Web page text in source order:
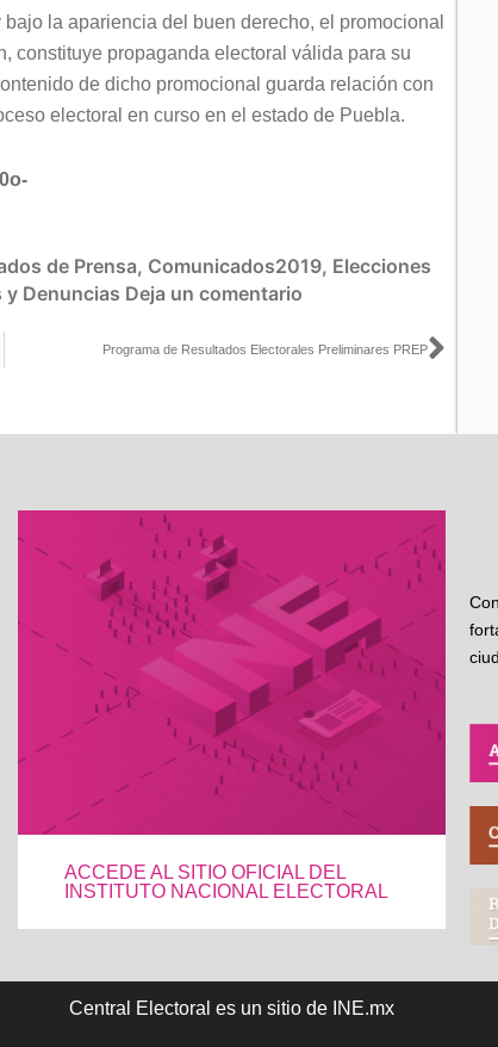
la apariencia del buen derecho, el promocional
constituye propaganda electoral válida para su
de dicho promocional guarda relación con
electoral en curso en el estado de Puebla.
de Prensa, Comunicados2019, Elecciones
y Denuncias Deja un comentario
Programa de Resultados Electorales Preliminares PREP
ACCEDE AL SITIO OFICIAL DEL
INSTITUTO NACIONAL ELECTORAL
Central Electoral es un sitio de INE.mx